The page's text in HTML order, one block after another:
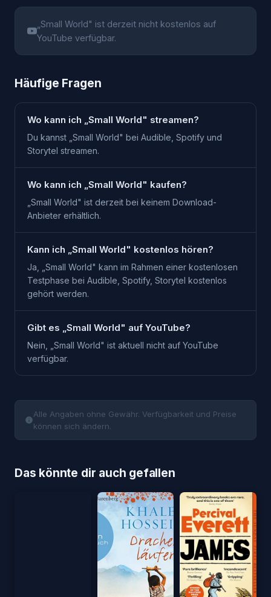
Small World" ist derzeit nicht kostenlos auf
YouTube verfügbar.
Häufige Fragen
Wo kann ich „Small World" streamen?
Du kannst „Small World" bei Audible, Spotify und
Storytel streamen.
Wo kann ich „Small World" kaufen?
„Small World" ist derzeit bei keinem Download-
Anbieter erhältlich.
Kann ich „Small World" kostenlos hören?
Ja, „Small World" kann im Rahmen einer kostenlosen
Testphase bei Audible, Spotify, Storytel kostenlos
gehört werden.
Gibt es „Small World" auf YouTube?
Nein, „Small World" ist aktuell nicht auf YouTube
verfügbar.
Alle Angaben ohne Gewähr. Verfügbarkeit und Preise
können sich ändern.
Das könnte dir auch gefallen